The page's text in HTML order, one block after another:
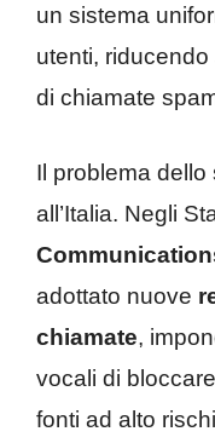
un sistema
utenti,
di chiamate
Il problema
all’Italia. Negli
adottato nuove
chiamate,
vocali di
fonti ad alto